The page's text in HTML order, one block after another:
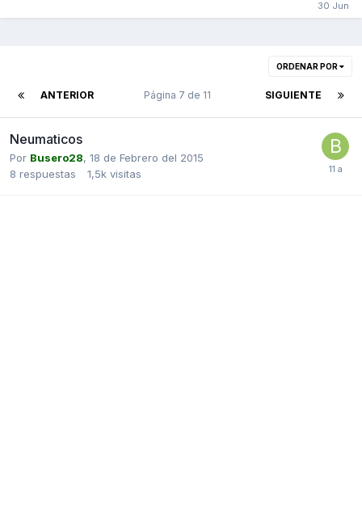
ORDENAR POR
ANTERIOR SIGUIENTE
Página 7 de 11
Neumaticos
Por Busero28, 18 de Febrero del 2015
8 respuestas 1,5k visitas